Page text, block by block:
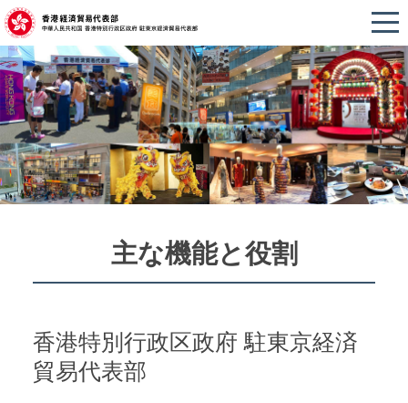
主な機能と役割
香港特別行政区政府 駐東京経済
貿易代表部